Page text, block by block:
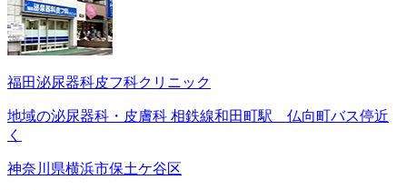
福田泌尿器科皮フ科クリニック
地域の泌尿器科・皮膚科 相鉄線和田町駅 仏向町バス停近
く
神奈川県横浜市保土ケ谷区